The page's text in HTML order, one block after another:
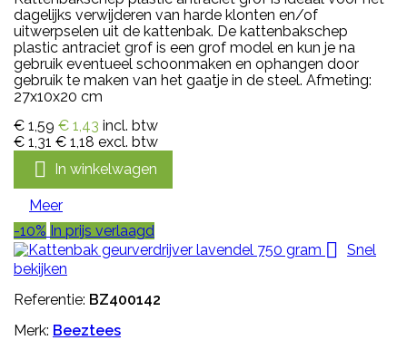
dagelijks verwijderen van harde klonten en/of
uitwerpselen uit de kattenbak. De kattenbakschep
plastic antraciet grof is een grof model en kun je na
gebruik eventueel schoonmaken en ophangen door
gebruik te maken van het gaatje in de steel. Afmeting:
27x10x20 cm
€ 1,59 € 1,43 incl. btw
€ 1,31 € 1,18 excl. btw
 In winkelwagen
Meer
-10% In prijs verlaagd

Snel
bekijken
Referentie: BZ400142
Merk: Beeztees